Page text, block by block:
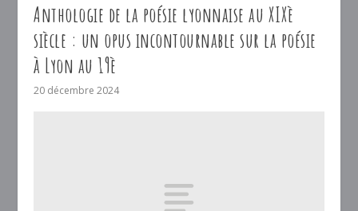
Anthologie de la poésie lyonnaise au XIXè
siècle : un opus incontournable sur la poésie
à Lyon au 19è
20 décembre 2024